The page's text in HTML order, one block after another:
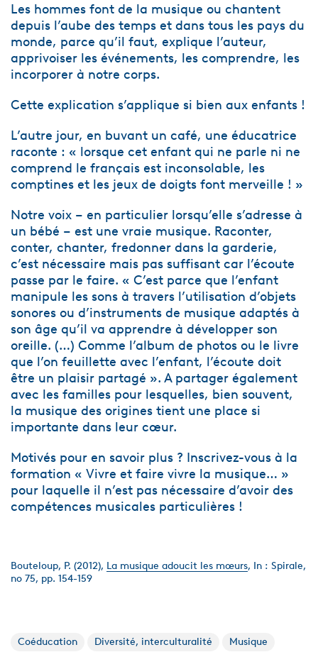
Les hommes font de la musique ou chantent
depuis l’aube des temps et dans tous les pays du
monde, parce qu’il faut, explique l’auteur,
apprivoiser les événements, les comprendre, les
incorporer à notre corps.
Cette explication s’applique si bien aux enfants !
L’autre jour, en buvant un café, une éducatrice
raconte : « lorsque cet enfant qui ne parle ni ne
comprend le français est inconsolable, les
comptines et les jeux de doigts font merveille ! »
Notre voix – en particulier lorsqu’elle s’adresse à
un bébé – est une vraie musique. Raconter,
conter, chanter, fredonner dans la garderie,
c’est nécessaire mais pas suffisant car l’écoute
passe par le faire. « C’est parce que l’enfant
manipule les sons à travers l’utilisation d’objets
sonores ou d’instruments de musique adaptés à
son âge qu’il va apprendre à développer son
oreille. (…) Comme l’album de photos ou le livre
que l’on feuillette avec l’enfant, l’écoute doit
être un plaisir partagé ». A partager également
avec les familles pour lesquelles, bien souvent,
la musique des origines tient une place si
importante dans leur cœur.
Motivés pour en savoir plus ? Inscrivez-vous à la
formation « Vivre et faire vivre la musique… »
pour laquelle il n’est pas nécessaire d’avoir des
compétences musicales particulières !
Bouteloup, P. (2012), La musique adoucit les mœurs, In : Spirale,
no 75, pp. 154-159
Coéducation Diversité, interculturalité Musique